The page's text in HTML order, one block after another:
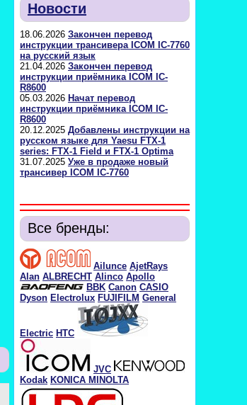
Новости
18.06.2026 Закончен перевод
инструкции трансивера ICOM IC-7760
на русский язык
21.04.2026 Закончен перевод
инструкции приёмника ICOM IC-
R8600
05.03.2026 Начат перевод
инструкции приёмника ICOM IC-
R8600
20.12.2025 Добавлены инструкции на
русском языке для Yaesu FTX-1
series: FTX-1 Field и FTX-1 Optima
31.07.2025 Уже в продаже новый
трансивер ICOM IC-7760
Все бренды:
Ailunce AjetRays
Alan ALBRECHT Alinco Apollo
BBK Canon CASIO
Dyson Electrolux FUJIFILM General
Electric HTC
JVC
Kodak KONICA MINOLTA